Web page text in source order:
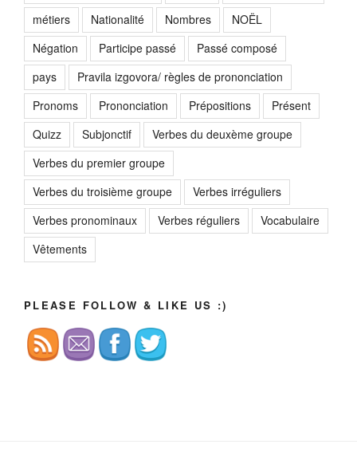
métiers
Nationalité Nombres
NOËL
Négation
Participe passé
Passé composé
pays
Pravila izgovora/ règles de prononciation
Pronoms
Prononciation Prépositions
Présent
Quizz
Subjonctif
Verbes du deuxème groupe
Verbes du premier groupe
Verbes du troisième groupe
Verbes irréguliers
Verbes pronominaux
Verbes réguliers
Vocabulaire
Vêtements
PLEASE FOLLOW & LIKE US :)